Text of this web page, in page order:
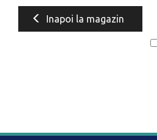
Inapoi la magazin